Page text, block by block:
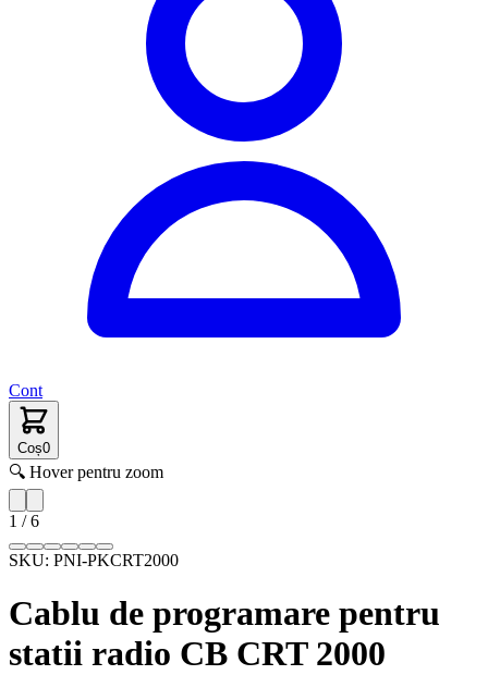
Cont
Coș0
🔍 Hover pentru zoom
1 /6
SKU: PNI-PKCRT2000
Cablu de programare pentru
statii radio CB CRT 2000